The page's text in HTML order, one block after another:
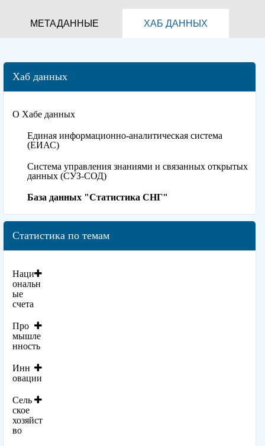
МЕТАДАННЫЕ ХАБ ДАННЫХ
Хаб данных
О Хабе данных
Единая информационно-аналитическая система
(ЕИАС)
Система управления знаниями и связанных открытых
данных (СУЗ-СОД)
База данных "Статистика СНГ"
Статистика по темам
Наци
ональн
ые
счета
Про
мышле
нность
Инн
овации
Сель
ское
хозяйст
во